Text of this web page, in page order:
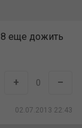
еще дожить
02.07.2013 22:43
+ 0 –